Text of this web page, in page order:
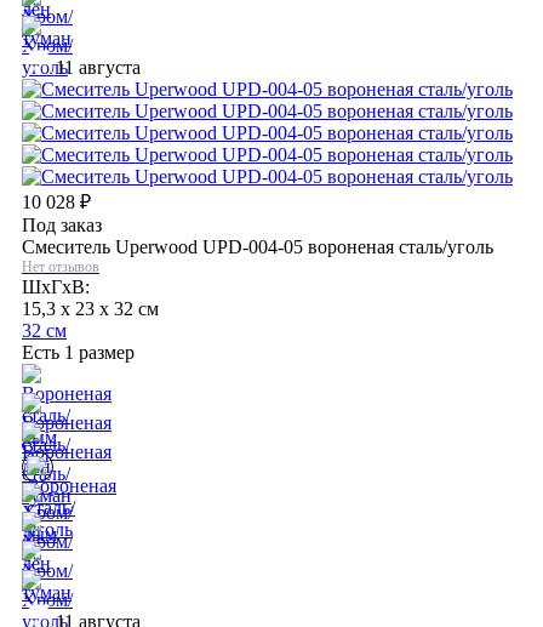
11 августа
10 028 ₽
Под заказ
Смеситель Uperwood UPD-004-05 вороненая сталь/уголь
Нет отзывов
ШхГхВ:
15,3 x 23 x 32 см
32 см
Есть 1 размер
11 августа